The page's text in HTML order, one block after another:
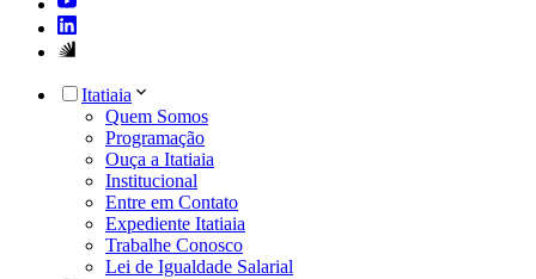
Itatiaia
Quem Somos
Programação
Ouça a Itatiaia
Institucional
Entre em Contato
Expediente Itatiaia
Trabalhe Conosco
Lei de Igualdade Salarial